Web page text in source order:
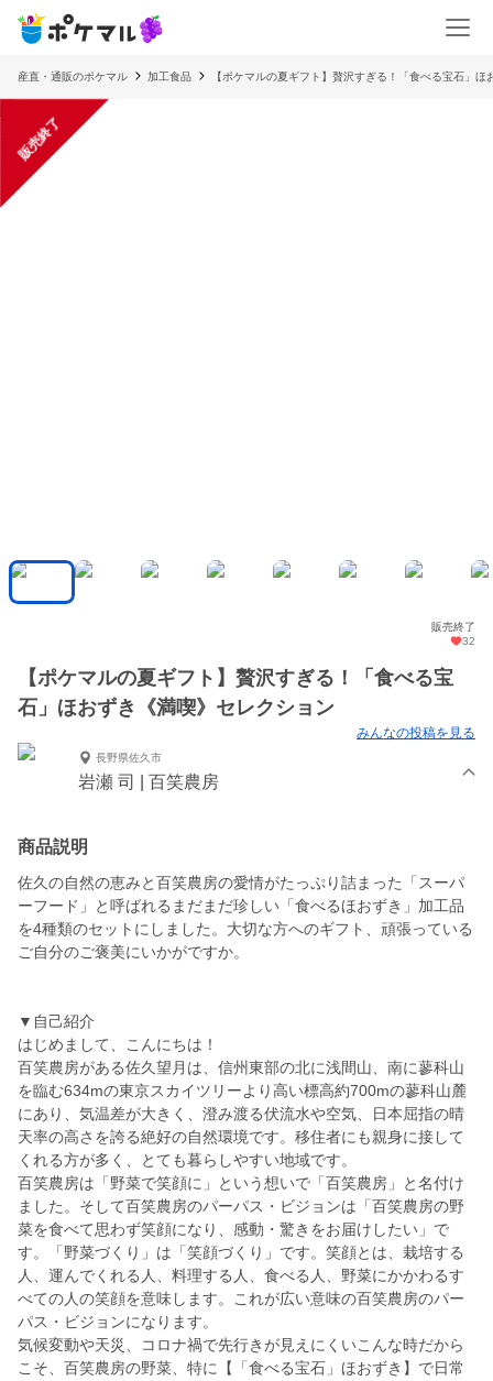
産直・通販のポケマル 加工食品 【ポケマルの夏ギフト】贅沢すぎる！「食べる宝石」
販売終了
販売終了
32
【ポケマルの夏ギフト】贅沢すぎる！「食べる宝
石」ほおずき《満喫》セレクション
みんなの投稿を見る
長野県佐久市
岩瀬 司 | 百笑農房
商品説明
佐久の自然の恵みと百笑農房の愛情がたっぷり詰まった「スーパ
ーフード」と呼ばれるまだまだ珍しい「食べるほおずき」加工品
を4種類のセットにしました。大切な方へのギフト、頑張っている
ご自分のご褒美にいかがですか。
▼自己紹介
はじめまして、こんにちは！
百笑農房がある佐久望月は、信州東部の北に浅間⼭、南に蓼科⼭
を臨む634mの東京スカイツリーより高い標⾼約700mの蓼科山麓
にあり、気温差が⼤きく、澄み渡る伏流⽔や空気、⽇本屈指の晴
天率の⾼さを誇る絶好の⾃然環境です。移住者にも親身に接して
くれる方が多く、とても暮らしやすい地域です。
百笑農房は「野菜で笑顔に」という想いで「百笑農房」と名付け
ました。そして百笑農房のパーパス・ビジョンは「百笑農房の野
菜を食べて思わず笑顔になり、感動・驚きをお届けしたい」で
す。「野菜づくり」は「笑顔づくり」です。笑顔とは、栽培する
人、運んでくれる人、料理する人、食べる人、野菜にかかわるす
べての人の笑顔を意味します。これが広い意味の百笑農房のパー
パス・ビジョンになります。
気候変動や天災、コロナ禍で先行きが見えにくいこんな時だから
こそ、百笑農房の野菜、特に【「食べる宝石」ほおずき】で日常